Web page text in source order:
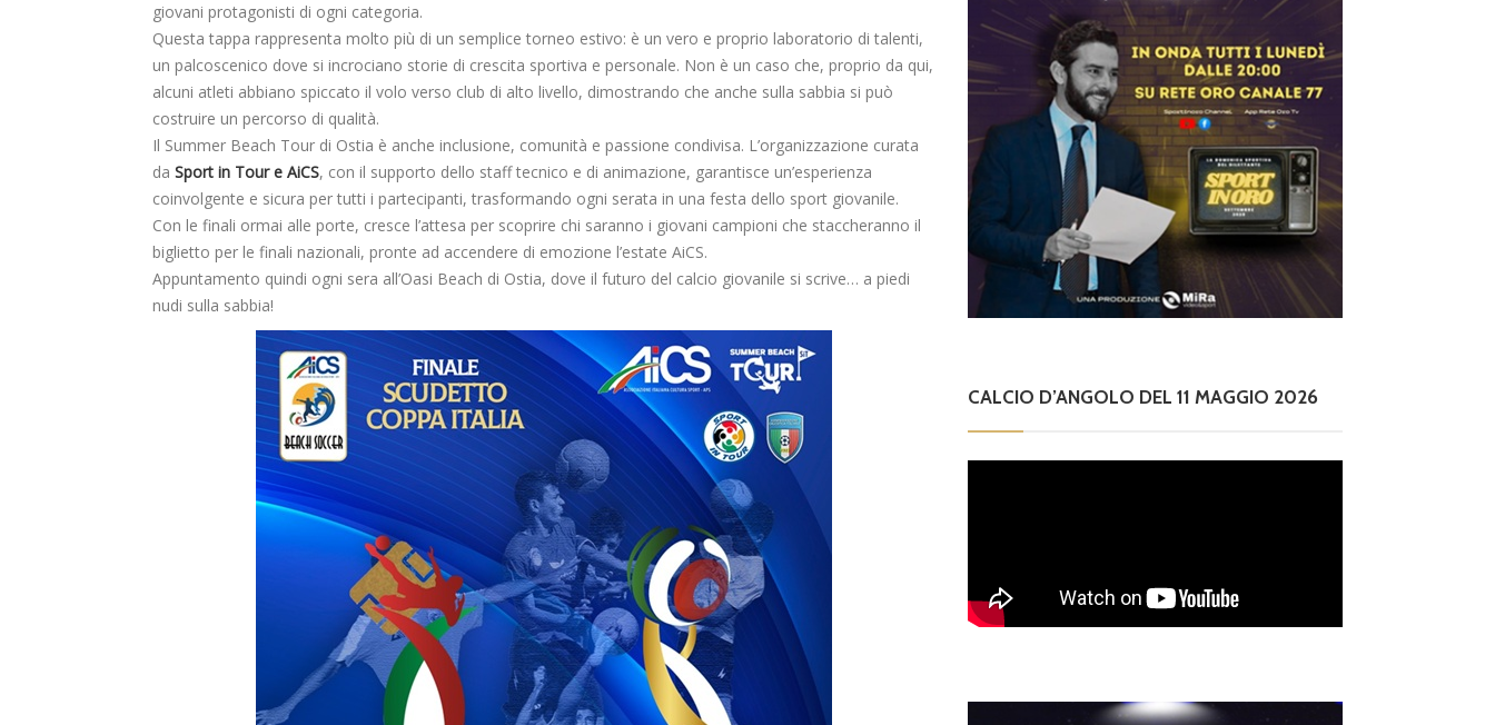
giovani protagonisti di ogni categoria.
Questa tappa rappresenta molto più di un semplice torneo estivo: è un vero e proprio laboratorio di talenti,
un palcoscenico dove si incrociano storie di crescita sportiva e personale. Non è un caso che, proprio da qui,
alcuni atleti abbiano spiccato il volo verso club di alto livello, dimostrando che anche sulla sabbia si può
costruire un percorso di qualità.
Il Summer Beach Tour di Ostia è anche inclusione, comunità e passione condivisa. L’organizzazione curata
da Sport in Tour e AiCS, con il supporto dello staff tecnico e di animazione, garantisce un’esperienza
coinvolgente e sicura per tutti i partecipanti, trasformando ogni serata in una festa dello sport giovanile.
Con le finali ormai alle porte, cresce l’attesa per scoprire chi saranno i giovani campioni che staccheranno il
biglietto per le finali nazionali, pronte ad accendere di emozione l’estate AiCS.
Appuntamento quindi ogni sera all’Oasi Beach di Ostia, dove il futuro del calcio giovanile si scrive… a piedi
nudi sulla sabbia!
CALCIO D’ANGOLO DEL 11 MAGGIO 2026